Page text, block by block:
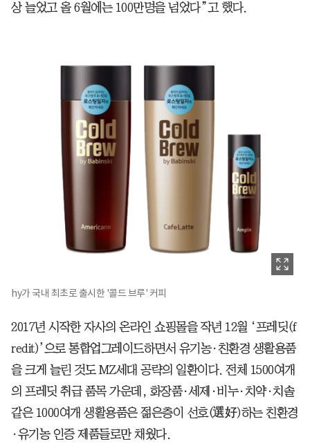
상 늘었고 올 6월에는 100만명을 넘었다”고 했다.
hy가 국내 최초로 출시한 '콜드 브루' 커피
2017년 시작한 자사의 온라인 쇼핑몰을 작년 12월 ‘프레딧(f
redit)’으로 통합업그레이드하면서 유기농·친환경 생활용품
을 크게 늘린 것도 MZ세대 공략의 일환이다. 전체 1500여개
의 프레딧 취급 품목 가운데, 화장품·세제·비누·치약·치솔
같은 1000여개 생활용품은 젊은층이 선호(選好)하는 친환경
·유기농 인증 제품들로만 채웠다.